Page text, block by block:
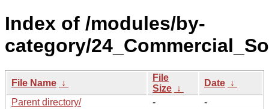
Index of /modules/by-
category/
File Name ↓
File
Size ↓
Date ↓
Parent directory/
-
-